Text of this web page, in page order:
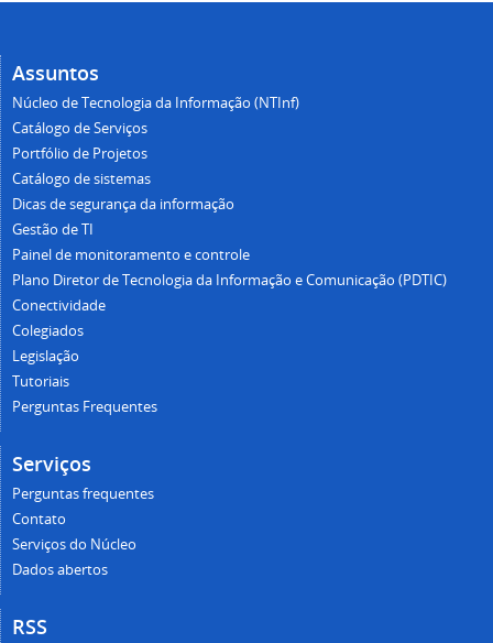
Assuntos
Núcleo de Tecnologia da Informação (NTInf)
Catálogo de Serviços
Portfólio de Projetos
Catálogo de sistemas
Dicas de segurança da informação
Gestão de TI
Painel de monitoramento e controle
Plano Diretor de Tecnologia da Informação e Comunicação (PDTIC)
Conectividade
Colegiados
Legislação
Tutoriais
Perguntas Frequentes
Serviços
Perguntas frequentes
Contato
Serviços do Núcleo
Dados abertos
RSS